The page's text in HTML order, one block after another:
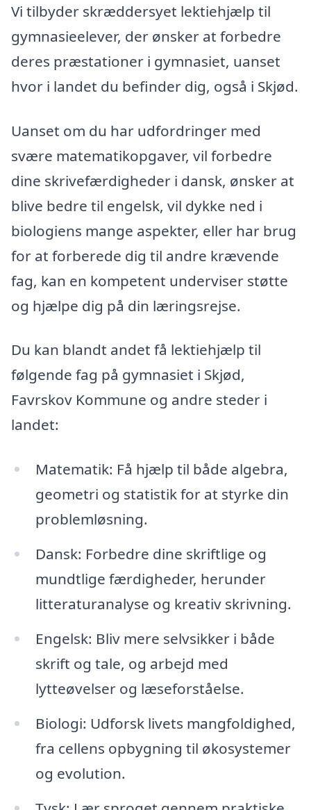
Vi tilbyder skræddersyet lektiehjælp til
gymnasieelever, der ønsker at forbedre
deres præstationer i gymnasiet, uanset
hvor i landet du befinder dig, også i Skjød.
Uanset om du har udfordringer med
svære matematikopgaver, vil forbedre
dine skrivefærdigheder i dansk, ønsker at
blive bedre til engelsk, vil dykke ned i
biologiens mange aspekter, eller har brug
for at forberede dig til andre krævende
fag, kan en kompetent underviser støtte
og hjælpe dig på din læringsrejse.
Du kan blandt andet få lektiehjælp til
følgende fag på gymnasiet i Skjød,
Favrskov Kommune og andre steder i
landet:
Matematik: Få hjælp til både algebra,
geometri og statistik for at styrke din
problemløsning.
Dansk: Forbedre dine skriftlige og
mundtlige færdigheder, herunder
litteraturanalyse og kreativ skrivning.
Engelsk: Bliv mere selvsikker i både
skrift og tale, og arbejd med
lytteøvelser og læseforståelse.
Biologi: Udforsk livets mangfoldighed,
fra cellens opbygning til økosystemer
og evolution.